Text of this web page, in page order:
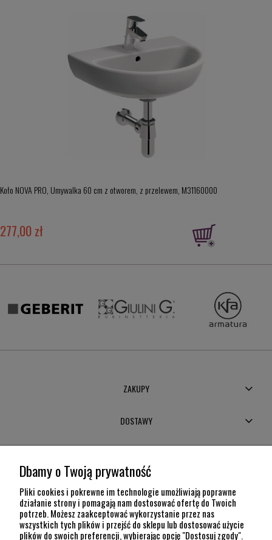
Koło NOVA PRO, Umywalka 60 cm z otworem, z przelewem, M31160000
277,00 zł
ZAKUPY
DOSTAWY
POMOC
INFORMACJE
Dbamy o Twoją prywatność
Pliki cookies i pokrewne im technologie umożliwiają poprawne
działanie strony i pomagają nam dostosować ofertę do Twoich
potrzeb. Możesz zaakceptować wykorzystanie przez nas
wszystkich tych plików i przejść do sklepu lub dostosować użycie
plików do swoich preferencji, wybierając opcję "Dostosuj zgody".